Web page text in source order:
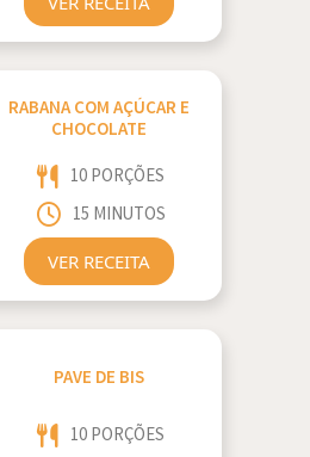
RABANA COM AÇÚCAR E
CHOCOLATE
10 PORÇÕES
15 MINUTOS
VER RECEITA
PAVE DE BIS
10 PORÇÕES